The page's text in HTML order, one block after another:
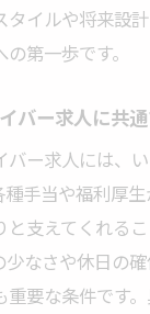
タイルや将来設
第一歩です。
バー求人に共
バー求人には、
種手当や福利厚
と支えてくれる
少なさや休日の
重要な条件です